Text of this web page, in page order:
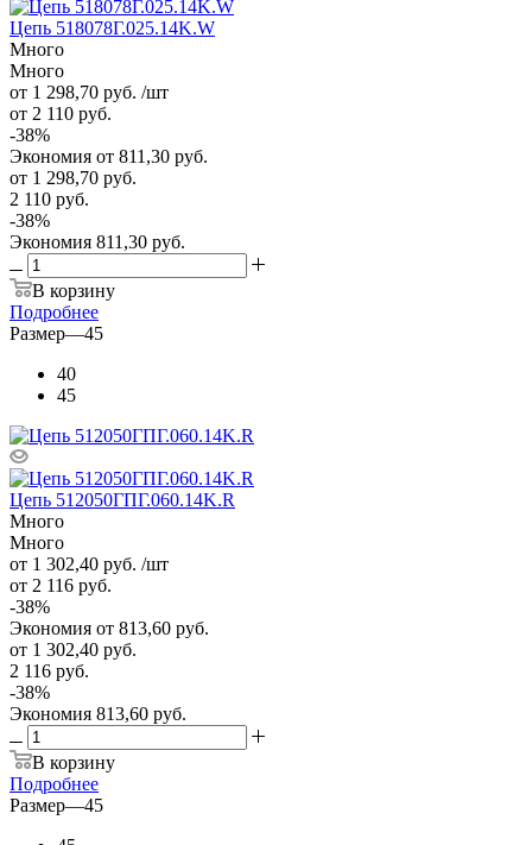
Цепь 518078Г.025.14K.W
Много
Много
от 1 298,70 руб. /шт
от 2 110 руб.
-38%
Экономия от 811,30 руб.
от 1 298,70 руб.
2 110 руб.
-38%
Экономия 811,30 руб.
В корзину
Подробнее
Размер—45
40
45
Цепь 512050ГПГ.060.14K.R
Много
Много
от 1 302,40 руб. /шт
от 2 116 руб.
-38%
Экономия от 813,60 руб.
от 1 302,40 руб.
2 116 руб.
-38%
Экономия 813,60 руб.
В корзину
Подробнее
Размер—45